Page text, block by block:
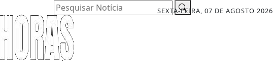
SEXTA-FEIRA, 07 DE AGOSTO 2026
Pesquisar Notícia